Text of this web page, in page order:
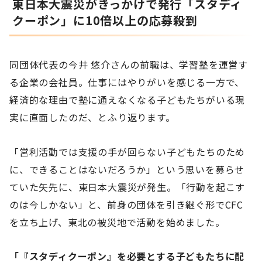
東日本大震災がきっかけで発行「スタディ
クーポン」に10倍以上の応募殺到
同団体代表の今井 悠介さんの前職は、学習塾を運営す
る企業の会社員。仕事にはやりがいを感じる一方で、
経済的な理由で塾に通えなくなる子どもたちがいる現
実に直面したのだ、とふり返ります。
「営利活動では支援の手が回らない子どもたちのため
に、できることはないだろうか」という思いを募らせ
ていた矢先に、東日本大震災が発生。「行動を起こす
のは今しかない」と、前身の団体を引き継ぐ形でCFC
を立ち上げ、東北の被災地で活動を始めました。
「『スタディクーポン』を必要とする子どもたちに配